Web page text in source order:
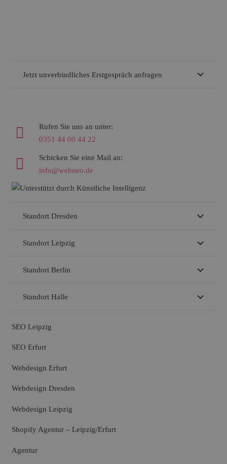
Jetzt unverbindliches Erstgespräch anfragen
Rufen Sie uns an unter:
0351 44 00 44 22
Schicken Sie eine Mail an:
info@webneo.de
Standort Dresden
Standort Leipzig
Standort Berlin
Standort Halle
SEO Leipzig
SEO Erfurt
Webdesign Erfurt
Webdesign Dresden
Webdesign Leipzig
Shopify Agentur – Leipzig/Erfurt
Agentur